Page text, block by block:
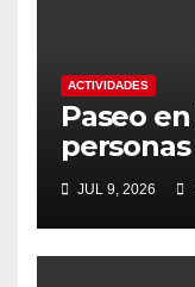
ACTIVIDADES
Paseo
JUL 9, 2026